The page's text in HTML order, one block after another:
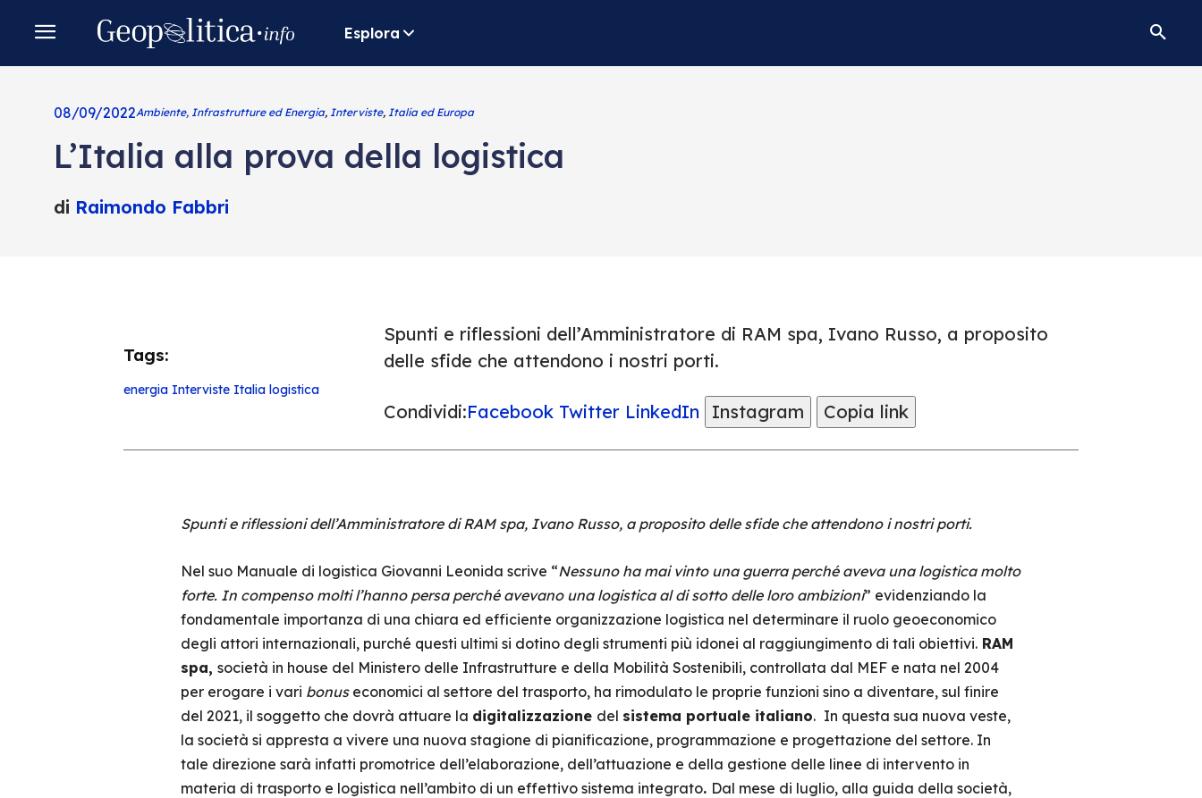
Esplora
08/09/2022Ambiente, Infrastrutture ed Energia, Interviste, Italia ed Europa
L’Italia alla prova della logistica
di Raimondo Fabbri
Tags:
energia Interviste Italia logistica
Spunti e riflessioni dell’Amministratore di RAM spa, Ivano Russo, a proposito
delle sfide che attendono i nostri porti.
Condividi:Facebook Twitter LinkedIn Instagram Copia link
Spunti e riflessioni dell’Amministratore di RAM spa, Ivano Russo, a proposito delle sfide che attendono i nostri porti.
Nel suo Manuale di logistica Giovanni Leonida scrive “Nessuno ha mai vinto una guerra perché aveva una logistica molto
forte. In compenso molti l’hanno persa perché avevano una logistica al di sotto delle loro ambizioni” evidenziando la
fondamentale importanza di una chiara ed efficiente organizzazione logistica nel determinare il ruolo geoeconomico
degli attori internazionali, purché questi ultimi si dotino degli strumenti più idonei al raggiungimento di tali obiettivi.RAM
spa, società in house del Ministero delle Infrastrutture e della Mobilità Sostenibili, controllata dal MEF e nata nel 2004
per erogare i vari bonuseconomici al settore del trasporto, ha rimodulato le proprie funzioni sino a diventare, sul finire
del 2021, il soggetto che dovrà attuare la digitalizzazione del sistema portuale italiano. In questa sua nuova veste,
la società si appresta a vivere una nuova stagione di pianificazione, programmazione e progettazione del settore. In
tale direzione sarà infatti promotrice dell’elaborazione, dell’attuazione e della gestione delle linee di intervento in
materia di trasporto e logistica nell’ambito di un effettivo sistema integrato. Dal mese di luglio, alla guida della società,